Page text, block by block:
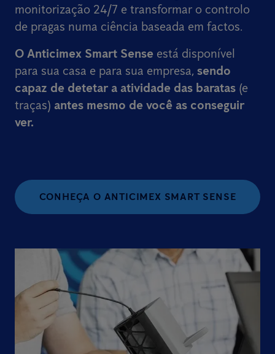
monitorização 24/7 e transformar o controlo
de pragas numa ciência baseada em factos.
O Anticimex Smart Sense está disponível
para sua casa e para sua empresa, sendo
capaz de detetar a atividade das baratas (e
traças) antes mesmo de você as conseguir
ver.
CONHEÇA O ANTICIMEX SMART SENSE